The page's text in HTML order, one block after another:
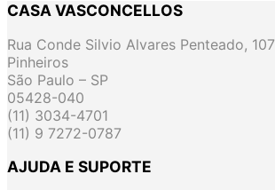
CASA VASCONCELLOS
Rua Conde Silvio Alvares Penteado, 107
Pinheiros
São Paulo – SP
05428-040
(11) 3034-4701
(11) 9 7272-0787
AJUDA E SUPORTE